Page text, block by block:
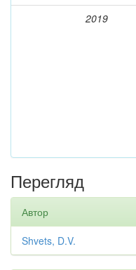
2019
Перегляд
Автор
Shvets, D.V.